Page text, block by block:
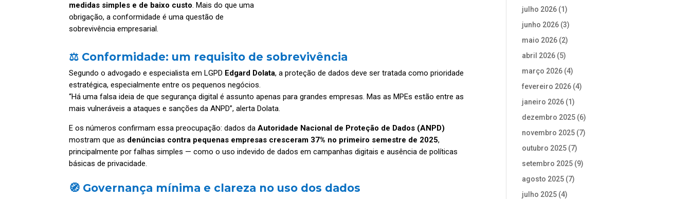
medidas simples e de baixo custo. Mais do que uma
obrigação, a conformidade é uma questão de
sobrevivência empresarial.
⚖️ Conformidade: um requisito de sobrevivência
Segundo o advogado e especialista em LGPD Edgard Dolata, a proteção de dados deve ser tratada como prioridade
estratégica, especialmente entre os pequenos negócios.
“Há uma falsa ideia de que segurança digital é assunto apenas para grandes empresas. Mas as MPEs estão entre as
mais vulneráveis a ataques e sanções da ANPD”, alerta Dolata.
E os números confirmam essa preocupação: dados daAutoridade Nacional de Proteção de Dados (ANPD)
mostram que as denúncias contra pequenas empresas cresceram 37% no primeiro semestre de 2025,
principalmente por falhas simples — como o uso indevido de dados em campanhas digitais e ausência de políticas
básicas de privacidade.
🧭 Governança mínima e clareza no uso dos dados
julho 2026 (1)
junho 2026 (3)
maio 2026 (2)
abril 2026 (5)
março 2026 (4)
fevereiro 2026 (4)
janeiro 2026 (1)
dezembro 2025 (6)
novembro 2025 (7)
outubro 2025 (7)
setembro 2025 (9)
agosto 2025 (7)
julho 2025 (4)